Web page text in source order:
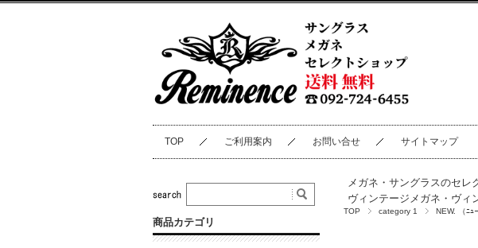
TOP ご利用案内 お問い合せ サイトマップ
メガネ・サングラスのセレ
ヴィンテージメガネ・ヴィ
TOP category 1 NEW. （ﾆｭ
商品カテゴリ